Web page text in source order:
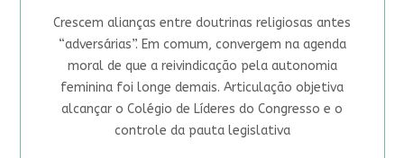
Crescem alianças entre doutrinas religiosas antes
“adversárias”. Em comum, convergem na agenda
moral de que a reivindicação pela autonomia
feminina foi longe demais. Articulação objetiva
alcançar o Colégio de Líderes do Congresso e o
controle da pauta legislativa